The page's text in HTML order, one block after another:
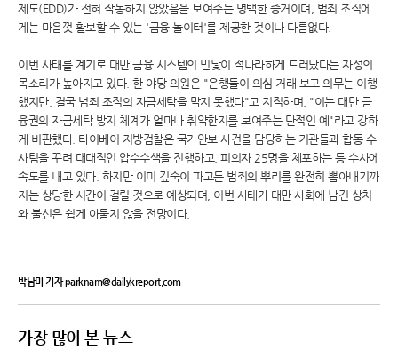
제도(EDD)가 전혀 작동하지 않았음을 보여주는 명백한 증거이며, 범죄 조직에
게는 마음껏 활보할 수 있는 '금융 놀이터'를 제공한 것이나 다름없다.
이번 사태를 계기로 대만 금융 시스템의 민낯이 적나라하게 드러났다는 자성의
목소리가 높아지고 있다. 한 야당 의원은 "은행들이 의심 거래 보고 의무는 이행
했지만, 결국 범죄 조직의 자금세탁을 막지 못했다"고 지적하며, "이는 대만 금
융권의 자금세탁 방지 체계가 얼마나 취약한지를 보여주는 단적인 예"라고 강하
게 비판했다. 타이베이 지방검찰은 국가안보 사건을 담당하는 기관들과 합동 수
사팀을 꾸려 대대적인 압수수색을 진행하고, 피의자 25명을 체포하는 등 수사에
속도를 내고 있다. 하지만 이미 깊숙이 파고든 범죄의 뿌리를 완전히 뽑아내기까
지는 상당한 시간이 걸릴 것으로 예상되며, 이번 사태가 대만 사회에 남긴 상처
와 불신은 쉽게 아물지 않을 전망이다.
박남미 기자 parknam@dailykreport.com
가장 많이 본 뉴스